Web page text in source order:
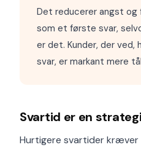
Det reducerer angst og
som et første svar,
er det. Kunder, der ved,
svar, er markant mere
Svartid er en
Hurtigere svartider